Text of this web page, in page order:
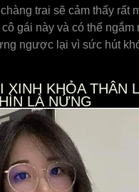
trai sẽ cảm thấy rất
gái này và có thể ngắm
ngược lại vì sức hút
XINH KHỎA THÂN
LÀ NỨNG